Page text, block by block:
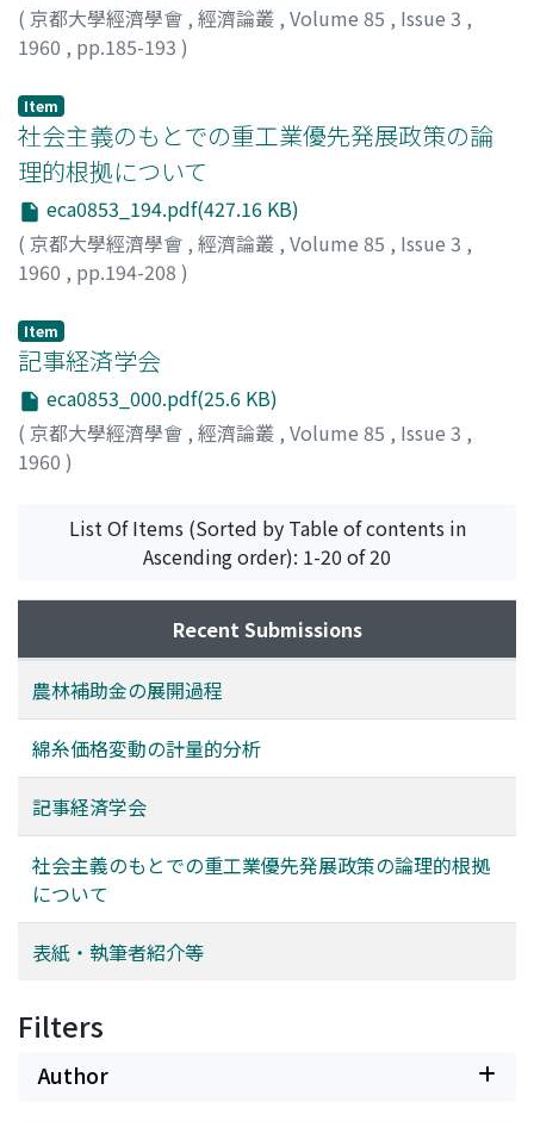
( 京都大學經濟學會 , 經濟論叢 , Volume 85 , Issue 3 ,
1960 , pp.185-193 )
Item
社会主義のもとでの重工業優先発展政策の論
理的根拠について
eca0853_194.pdf(427.16 KB)
( 京都大學經濟學會 , 經濟論叢 , Volume 85 , Issue 3 ,
1960 , pp.194-208 )
Item
記事経済学会
eca0853_000.pdf(25.6 KB)
( 京都大學經濟學會 , 經濟論叢 , Volume 85 , Issue 3 ,
1960 )
List Of Items (Sorted by Table of contents in
Ascending order): 1-20 of 20
Recent Submissions
農林補助金の展開過程
綿糸価格変動の計量的分析
記事経済学会
社会主義のもとでの重工業優先発展政策の論理的根拠
について
表紙・執筆者紹介等
Filters
Author